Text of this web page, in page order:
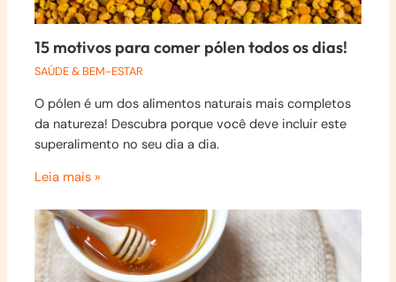
15 motivos para comer pólen todos os dias!
SAÚDE & BEM-ESTAR
O pólen é um dos alimentos naturais mais completos
da natureza! Descubra porque você deve incluir este
superalimento no seu dia a dia.
Leia mais »